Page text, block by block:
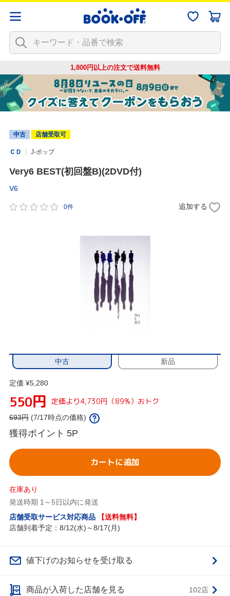
1,800円以上の注文で送料無料
中古 店舗受取可
ＣＤ J-ポップ
Very6 BEST(初回盤B)(2DVD付)
V6
0件 追加する
中古 新品
定価 ¥5,280
550円 定価より4,730円（89%）おトク
693円 (7/17時点の価格)
獲得ポイント 5P
カートに追加
在庫あり
発送時期 1～5日以内に発送
店舗受取サービス対応商品
【送料無料】
店舗到着予定：8/12(水)～8/17(月)
値下げのお知らせを受け取る
商品が入荷した店舗を見る 102店